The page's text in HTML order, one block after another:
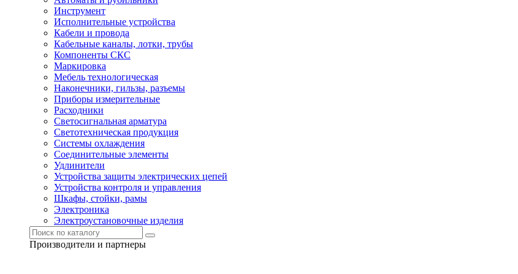
Инструмент
Исполнительные устройства
Кабели и провода
Кабельные каналы, лотки, трубы
Компоненты СКС
Маркировка
Мебель технологическая
Наконечники, гильзы, разъемы
Приборы измерительные
Расходники
Светосигнальная арматура
Светотехническая продукция
Системы охлаждения
Соединительные элементы
Удлинители
Устройства защиты электрических цепей
Устройства контроля и управления
Шкафы, стойки, рамы
Электроника
Электроустановочные изделия
Производители и партнеры